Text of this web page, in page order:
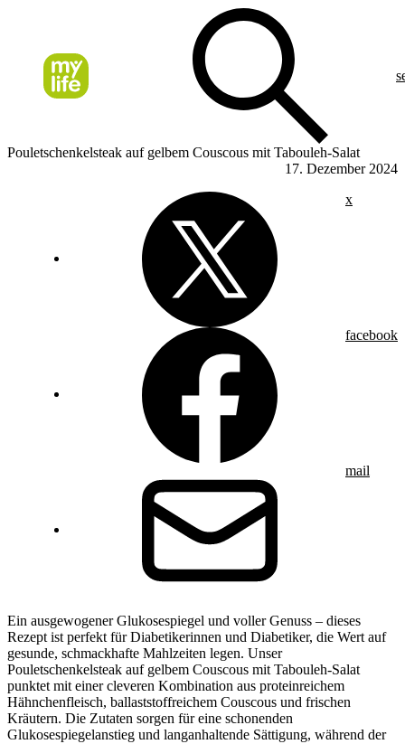
Pouletschenkelsteak auf gelbem Couscous mit Tabouleh-Salat
17. Dezember 2024
x
facebook
mail
Ein ausgewogener Glukosespiegel und voller Genuss – dieses
Rezept ist perfekt für Diabetikerinnen und Diabetiker, die Wert auf
gesunde, schmackhafte Mahlzeiten legen. Unser
Pouletschenkelsteak auf gelbem Couscous mit Tabouleh-Salat
punktet mit einer cleveren Kombination aus proteinreichem
Hähnchenfleisch, ballaststoffreichem Couscous und frischen
Kräutern. Die Zutaten sorgen für eine schonenden
Glukosespiegelanstieg und langanhaltende Sättigung, während der